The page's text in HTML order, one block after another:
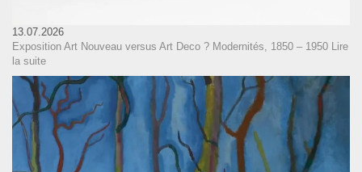
13.07.2026
Exposition Art Nouveau versus Art Deco ? Modernités, 1850 – 1950 Lire
la suite